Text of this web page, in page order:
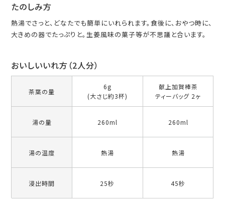
たのしみ方
熱湯でさっと、どなたでも簡単にいれられます。食後に、おやつ時に、
大きめの器でたっぷりと。生姜風味の菓子等が不思議と合います。
おいしいいれ方（2人分）
茶葉の量
湯の量
湯の温度
浸出時間
6g
(大さじ約3杯)
260ml
熱湯
25秒
献上加賀棒茶
ティーバッグ 2ヶ
260ml
熱湯
45秒